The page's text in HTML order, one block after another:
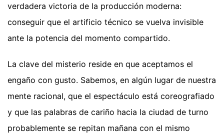
verdadera victoria de la producción moderna:
conseguir que el artificio técnico se vuelva invisible
ante la potencia del momento compartido.
La clave del misterio reside en que aceptamos el
engaño con gusto. Sabemos, en algún lugar de nuestra
mente racional, que el espectáculo está coreografiado
y que las palabras de cariño hacia la ciudad de turno
probablemente se repitan mañana con el mismo